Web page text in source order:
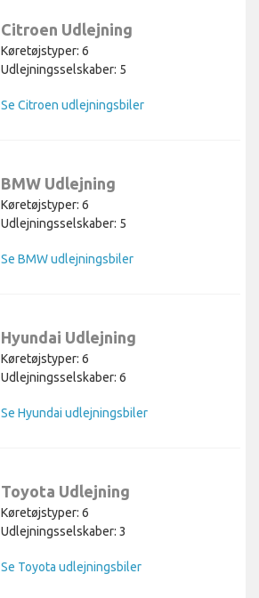
Citroen Udlejning
Køretøjstyper: 6
Udlejningsselskaber: 5
Se Citroen udlejningsbiler
BMW Udlejning
Køretøjstyper: 6
Udlejningsselskaber: 5
Se BMW udlejningsbiler
Hyundai Udlejning
Køretøjstyper: 6
Udlejningsselskaber: 6
Se Hyundai udlejningsbiler
Toyota Udlejning
Køretøjstyper: 6
Udlejningsselskaber: 3
Se Toyota udlejningsbiler